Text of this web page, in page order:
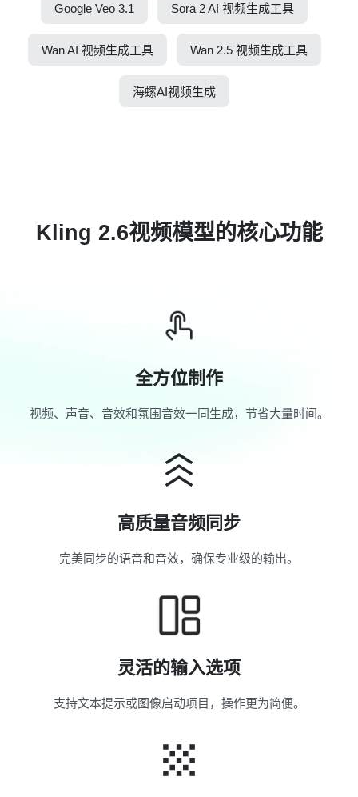
Google Veo 3.1 Sora 2 AI 视频生成工具
Wan AI 视频生成工具 Wan 2.5 视频生成工具
海螺AI视频生成
Kling 2.6视频模型的核心功能
全方位制作
视频、声音、音效和氛围音效一同生成，节省大量时间。
高质量音频同步
完美同步的语音和音效，确保专业级的输出。
灵活的输入选项
支持文本提示或图像启动项目，操作更为简便。